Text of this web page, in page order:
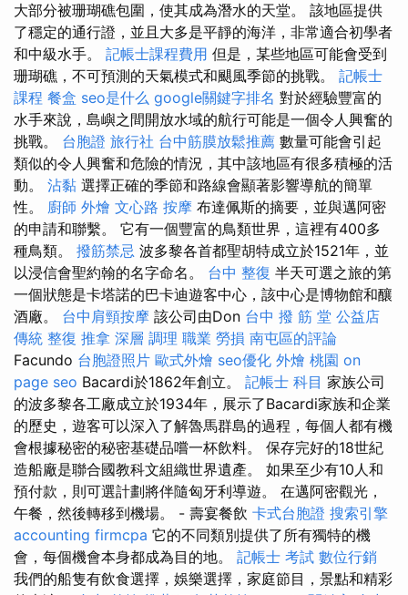
大部分被珊瑚礁包圍，使其成為潛水的天堂。 該地區提供
了穩定的通行證，並且大多是平靜的海洋，非常適合初學者
和中級水手。 記帳士課程費用 但是，某些地區可能會受到
珊瑚礁，不可預測的天氣模式和颶風季節的挑戰。 記帳士
課程 餐盒 seo是什么 google關鍵字排名 對於經驗豐富的
水手來說，島嶼之間開放水域的航行可能是一個令人興奮的
挑戰。 台胞證 旅行社 台中筋膜放鬆推薦 數量可能會引起
類似的令人興奮和危險的情況，其中該地區有很多積極的活
動。 沾黏 選擇正確的季節和路線會顯著影響導航的簡單
性。 廚師 外燴 文心路 按摩 布達佩斯的摘要，並與邁阿密
的申請和聯繫。 它有一個豐富的鳥類世界，這裡有400多
種鳥類。 撥筋禁忌 波多黎各首都聖胡特成立於1521年，並
以浸信會聖約翰的名字命名。 台中 整復 半天可選之旅的第
一個狀態是卡塔諾的巴卡迪遊客中心，該中心是博物館和釀
酒廠。 台中肩頸按摩 該公司由Don 台中 撥 筋 堂 公益店
傳統 整復 推拿 深層 調理 職業 勞損 南屯區的評論
Facundo 台胞證照片 歐式外燴 seo優化 外燴 桃園 on
page seo Bacardi於1862年創立。 記帳士 科目 家族公司
的波多黎各工廠成立於1934年，展示了Bacardi家族和企業
的歷史，遊客可以深入了解魯馬群島的過程，每個人都有機
會根據秘密的秘密基礎品嚐一杯飲料。 保存完好的18世紀
造船廠是聯合國教科文組織世界遺產。 如果至少有10人和
預付款，則可選計劃將伴隨匈牙利導遊。 在邁阿密觀光，
午餐，然後轉移到機場。 - 壽宴餐飲 卡式台胞證 搜索引擎
accounting firmcpa 它的不同類別提供了所有獨特的機
會，每個機會本身都成為目的地。 記帳士 考試 數位行銷
我們的船隻有飲食選擇，娛樂選擇，家庭節目，景點和精彩